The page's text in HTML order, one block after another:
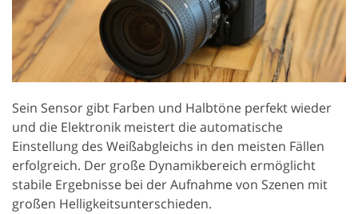
Sein Sensor gibt Farben und Halbtöne perfekt wieder
und die Elektronik meistert die automatische
Einstellung des Weißabgleichs in den meisten Fällen
erfolgreich. Der große Dynamikbereich ermöglicht
stabile Ergebnisse bei der Aufnahme von Szenen mit
großen Helligkeitsunterschieden.